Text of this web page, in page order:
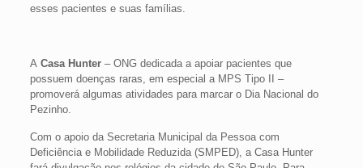
esses pacientes e suas famílias.
A Casa Hunter– ONG dedicada a apoiar pacientes que
possuem doenças raras, em especial a MPS Tipo II –
promoverá algumas atividades para marcar o Dia Nacional do
Pezinho.
Com o apoio da Secretaria Municipal da Pessoa com
Deficiência e Mobilidade Reduzida (SMPED), a Casa Hunter